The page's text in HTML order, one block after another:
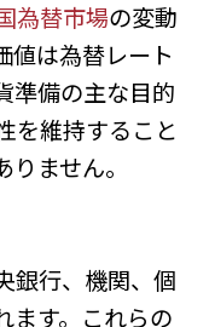
為替市場の変動
値は為替レート
準備の主な目的
を維持すること
ません。
銀行、機関、個
ます。これらの